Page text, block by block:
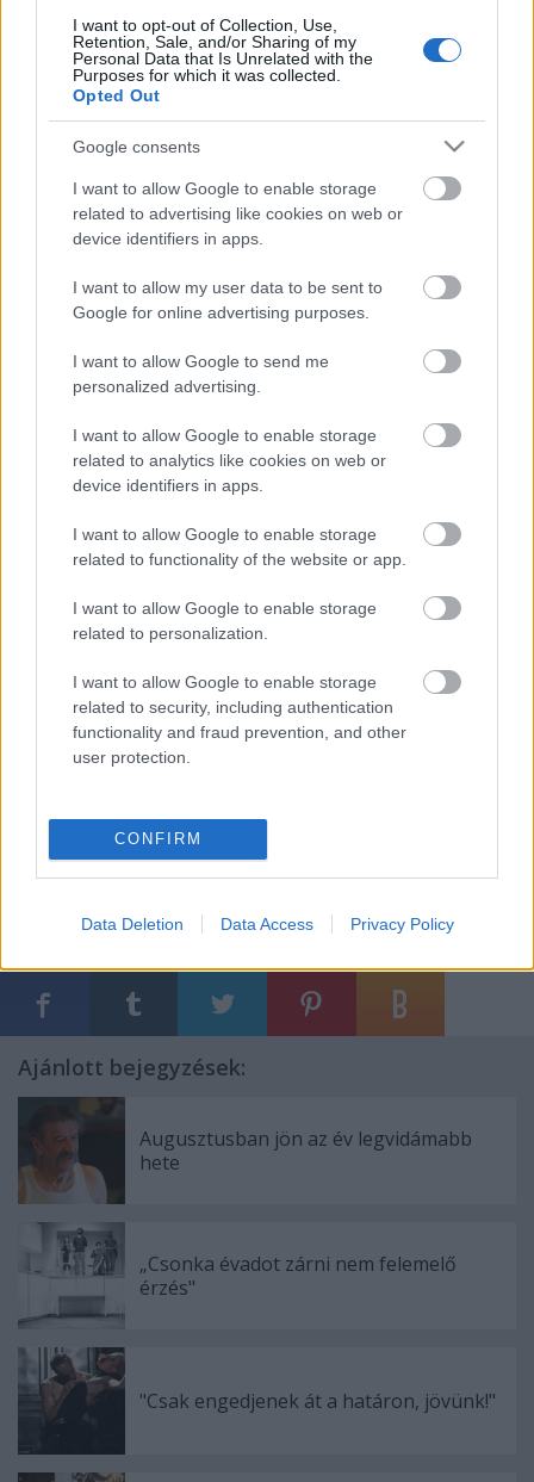
I want to opt-out of Collection, Use,
Retention, Sale, and/or Sharing of my
Personal Data that Is Unrelated with the
Purposes for which it was collected.
Opted Out
Google consents
I want to allow Google to enable storage
related to advertising like cookies on web or
device identifiers in apps.
I want to allow my user data to be sent to
Google for online advertising purposes.
I want to allow Google to send me
personalized advertising.
I want to allow Google to enable storage
related to analytics like cookies on web or
device identifiers in apps.
I want to allow Google to enable storage
related to functionality of the website or app.
I want to allow Google to enable storage
related to personalization.
I want to allow Google to enable storage
related to security, including authentication
functionality and fraud prevention, and other
user protection.
CONFIRM
Data Deletion Data Access Privacy Policy
A TURNÉ
Metafolkloric Tour 2019
03.20. Budapest – Zeneakadémia
03.24. Szeged - IH Rendezvényközpont
03.27. Debrecen - Kölcsey Központ
04.02. Rezé - L’Auditorium
04.05. Marquette, MI
04.06. Viroqua, WI
04.07. Chicago, IL - Old Town School of Folk Music
04.12. Phoenix, AZ
04.15. New Mexico
04.16. New Mexico
04.20. New York City – World Music Institute
04.28. Lafayette, LA
05.09. Copenhagen - Alice
05.11. Zürich - Confluence Festival
vendégjáték Sündörgő zenekar
Ajánlott bejegyzések:
Augusztusban jön az év legvidámabb
hete
„Csonka évadot zárni nem felemelő
érzés"
"Csak engedjenek át a határon, jövünk!"